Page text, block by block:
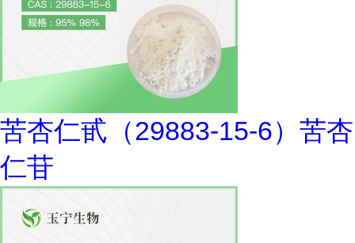
苦杏仁甙（29883-15-6）苦杏
仁苷